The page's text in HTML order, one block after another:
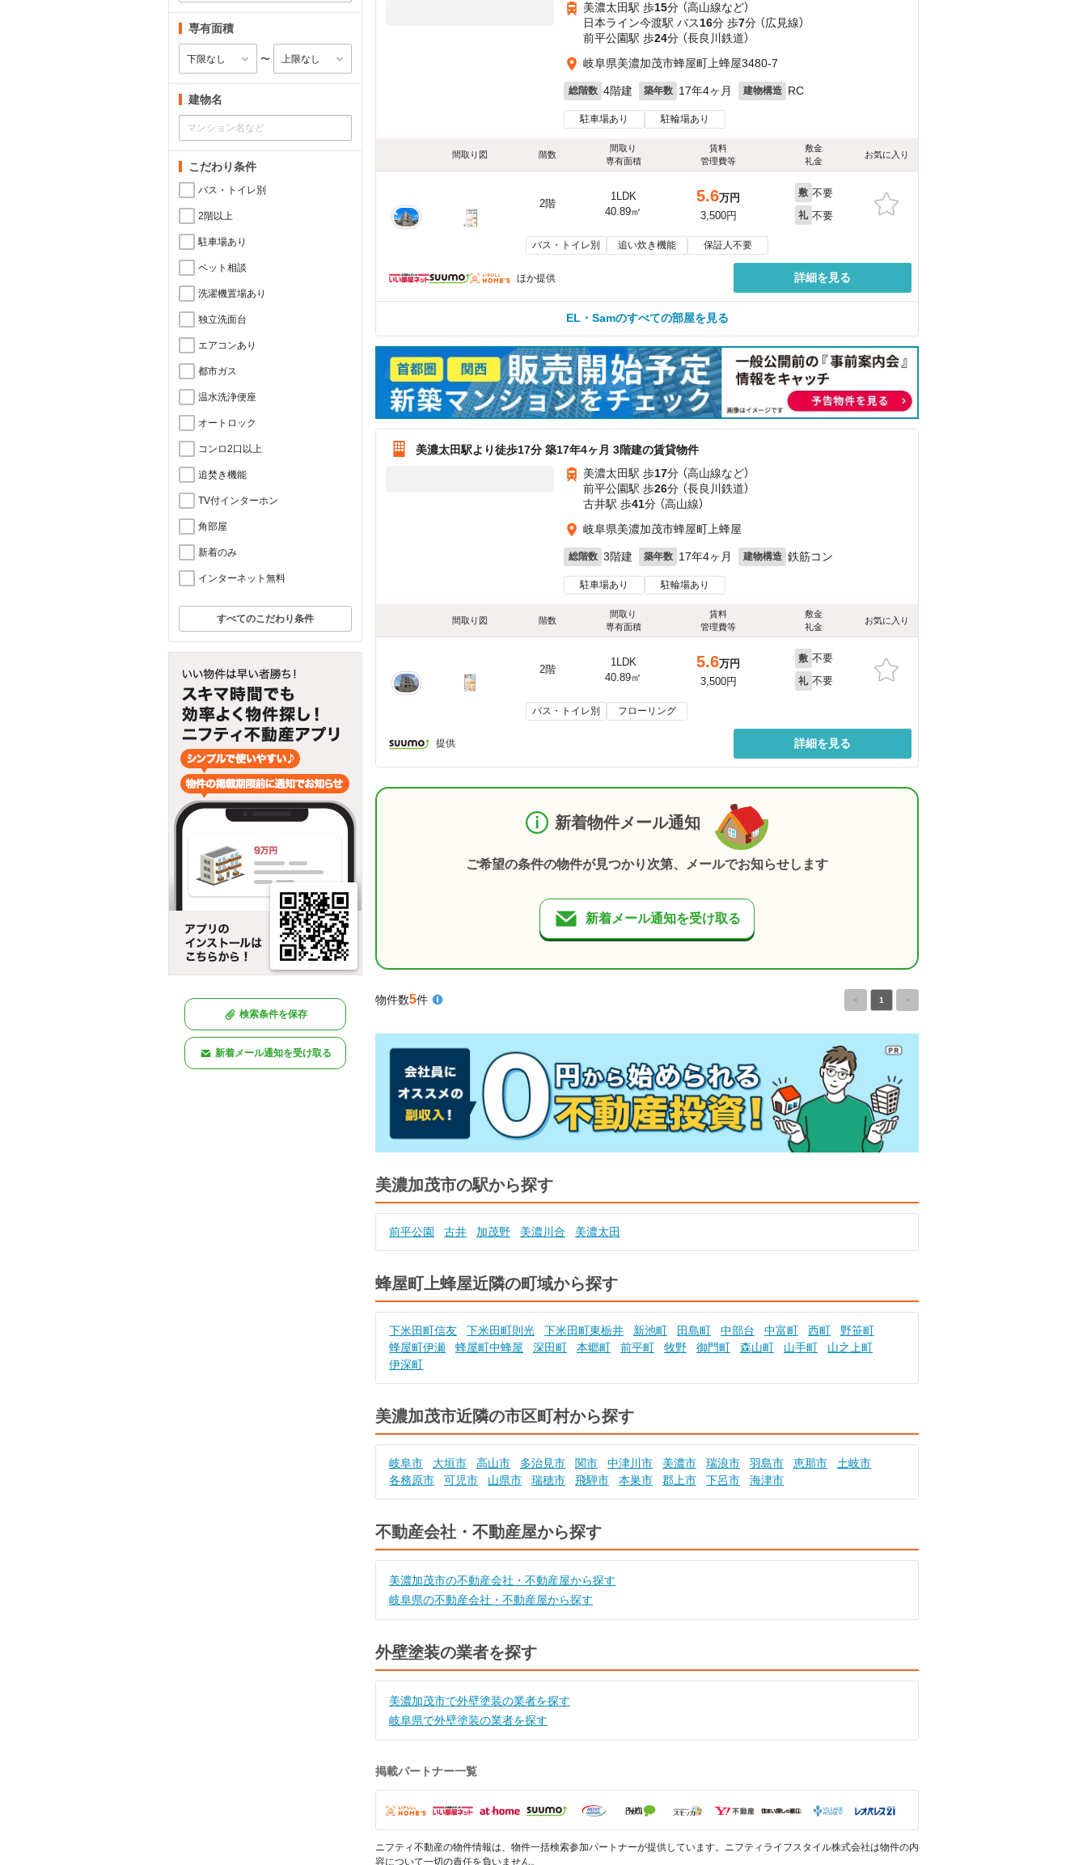
専有面積
〜
建物名
こだわり条件
バス・トイレ別
2階以上
駐車場あり
ペット相談
洗濯機置場あり
独立洗面台
エアコンあり
都市ガス
温水洗浄便座
オートロック
コンロ2口以上
追焚き機能
TV付インターホン
角部屋
新着のみ
インターネット無料
すべてのこだわり条件
検索条件を保存
新着メール通知を受け取る
美濃太田駅 歩15分 （高山線など）
日本ライン今渡駅 バス16分 歩7分 （広見線）
前平公園駅 歩24分 （長良川鉄道）
岐阜県美濃加茂市蜂屋町上蜂屋3480-7
総階数 4階建 築年数 17年4ヶ月 建物構造 RC
駐車場あり 駐輪場あり
間取り図 階数
間取り
専有面積
賃料
管理費等
敷金
礼金
お気に入り
2階
1LDK
40.89㎡
5.6万円
3,500円
敷 不要
礼 不要
バス・トイレ別 追い炊き機能 保証人不要
ほか提供 詳細を見る
EL・Samのすべての部屋を見る
美濃太田駅より徒歩17分 築17年4ヶ月 3階建の賃貸物件
美濃太田駅 歩17分 （高山線など）
前平公園駅 歩26分 （長良川鉄道）
古井駅 歩41分 （高山線）
岐阜県美濃加茂市蜂屋町上蜂屋
総階数 3階建 築年数 17年4ヶ月 建物構造 鉄筋コン
駐車場あり 駐輪場あり
間取り図 階数
間取り
専有面積
賃料
管理費等
敷金
礼金
お気に入り
2階
1LDK
40.89㎡
5.6万円
3,500円
敷 不要
礼 不要
バス・トイレ別 フローリング
提供 詳細を見る
新着物件メール通知
ご希望の条件の物件が見つかり次第、メールでお知らせします
新着メール通知を受け取る
物件数5件 < 1 >
美濃加茂市の駅から探す
前平公園 古井 加茂野 美濃川合 美濃太田
蜂屋町上蜂屋近隣の町域から探す
下米田町信友 下米田町則光 下米田町東栃井 新池町 田島町 中部台 中富町 西町
野笹町
蜂屋町伊瀬
蜂屋町中蜂屋 深田町 本郷町 前平町 牧野 御門町 森山町 山手町
山之上町
伊深町
美濃加茂市近隣の市区町村から探す
岐阜市 大垣市 高山市 多治見市 関市 中津川市 美濃市 瑞浪市 羽島市 恵那市
土岐市
各務原市
可児市 山県市 瑞穂市 飛騨市 本巣市 郡上市 下呂市 海津市
不動産会社・不動産屋から探す
美濃加茂市の不動産会社・不動産屋から探す
岐阜県の不動産会社・不動産屋から探す
外壁塗装の業者を探す
美濃加茂市で外壁塗装の業者を探す
岐阜県で外壁塗装の業者を探す
掲載パートナー一覧
ニフティ不動産の物件情報は、物件一括検索参加パートナーが提供しています。ニフティライフスタイル株式会社は物件の内
容について一切の責任を負いません。